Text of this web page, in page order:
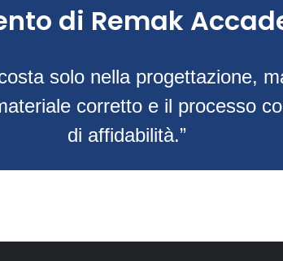
di Remak
solo nella progettazione,
corretto e il processo
di affidabilità.”